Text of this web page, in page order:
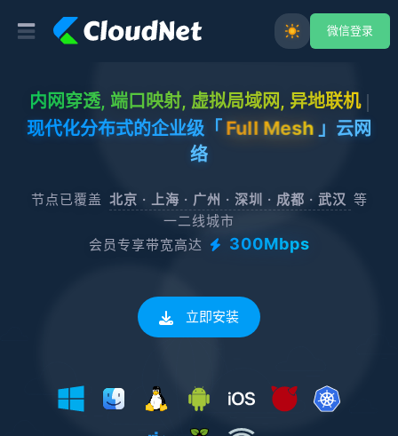
微信登录
内网穿透, 端口映射, 虚拟局域网, 异地联机
现代化分布式的企业级「 Full Mesh 」云网
络
节点已覆盖 北京 · 上海 · 广州 · 深圳 · 成都 · 武汉 等
一二线城市
会员专享带宽高达
300Mbps
立即安装